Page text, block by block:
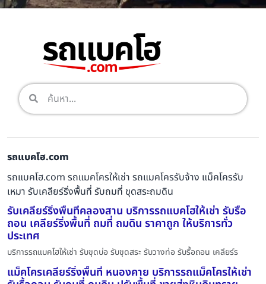
รถแบคโฮ.com
รถแบคโฮ.com รถแมคโครให้เช่า รถแมคโครรับจ้าง แม็คโครรับ
เหมา รับเคลียร์ริ่งพื้นที่ รับถมที่ ขุดสระถมดิน
รับเคลียร์ริ่งพื้นที่คลองสาน บริการรถแบคโฮให้เช่า รับรื้อ
ถอน เคลียร์ริ่งพื้นที่ ถมที่ ถมดิน ราคาถูก ให้บริการทั่ว
ประเทศ
บริการรถแบคโฮให้เช่า รับขุดบ่อ รับขุดสระ รับวางท่อ รับรื้อถอน เคลียร์ร
แม็คโครเคลียร์ริ่งพื้นที่ หนองคาย บริการรถแม็คโครให้เช่า